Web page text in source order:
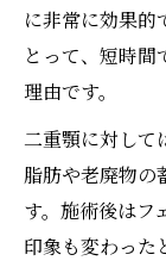
に非常に効果的
とって、短時間
理由です。
二重顎に対して
脂肪や老廃物の
す。施術後はフ
印象も変わった